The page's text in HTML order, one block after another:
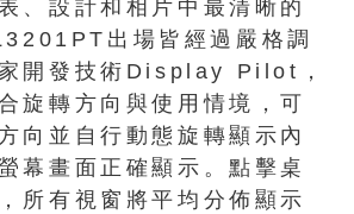
、設計和相片中最清晰的
出場皆經過嚴格調
開發技術Display Pilot，
旋轉方向與使用情境，可
向並自行動態旋轉顯示內
幕畫面正確顯示。點擊桌
所有視窗將平均分佈顯示